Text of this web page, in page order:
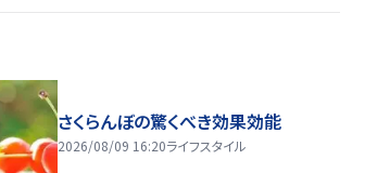
さくらんぼの驚くべき効果効能
2026/08/09 16:20ライフスタイル